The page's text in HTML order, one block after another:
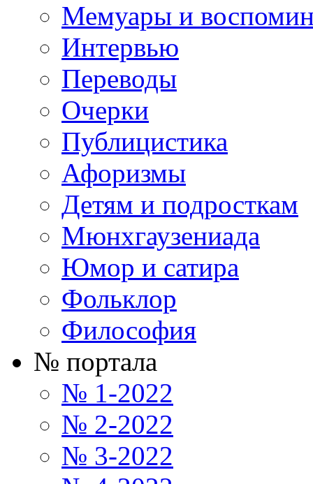
Мемуары и
Интервью
Переводы
Очерки
Публицистика
Афоризмы
Детям и подросткам
Мюнхгаузениада
Юмор и сатира
Фольклор
Философия
№ портала
№ 1-2022
№ 2-2022
№ 3-2022